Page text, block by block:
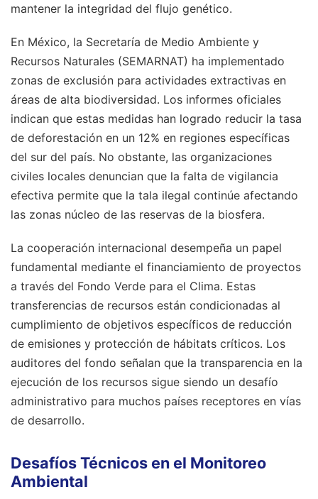
mantener la integridad del flujo genético.
En México, la Secretaría de Medio Ambiente y
Recursos Naturales (SEMARNAT) ha implementado
zonas de exclusión para actividades extractivas en
áreas de alta biodiversidad. Los informes oficiales
indican que estas medidas han logrado reducir la tasa
de deforestación en un 12% en regiones específicas
del sur del país. No obstante, las organizaciones
civiles locales denuncian que la falta de vigilancia
efectiva permite que la tala ilegal continúe afectando
las zonas núcleo de las reservas de la biosfera.
La cooperación internacional desempeña un papel
fundamental mediante el financiamiento de proyectos
a través del Fondo Verde para el Clima. Estas
transferencias de recursos están condicionadas al
cumplimiento de objetivos específicos de reducción
de emisiones y protección de hábitats críticos. Los
auditores del fondo señalan que la transparencia en la
ejecución de los recursos sigue siendo un desafío
administrativo para muchos países receptores en vías
de desarrollo.
Desafíos Técnicos en el Monitoreo
Ambiental